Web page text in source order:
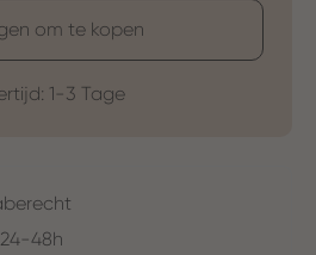
om te kopen
1-3 Tage
48h